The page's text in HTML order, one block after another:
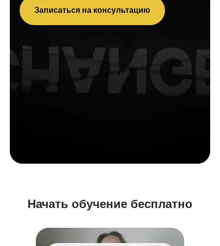
Записаться на консультацию
Начать обучение бесплатно